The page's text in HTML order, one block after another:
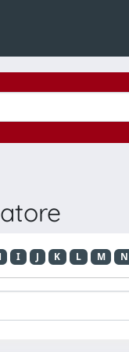
I J K L M N